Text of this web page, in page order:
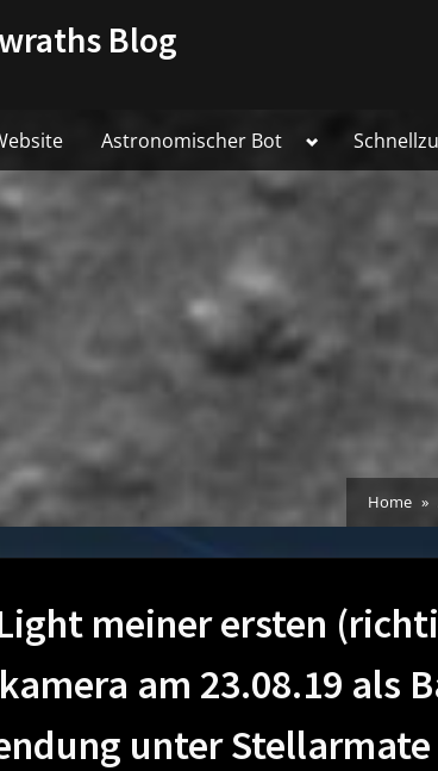
Blog
Astronomischer Bot Toggle
menu
Home
meiner ersten
am 23.08.19 als
unter Stellarmate